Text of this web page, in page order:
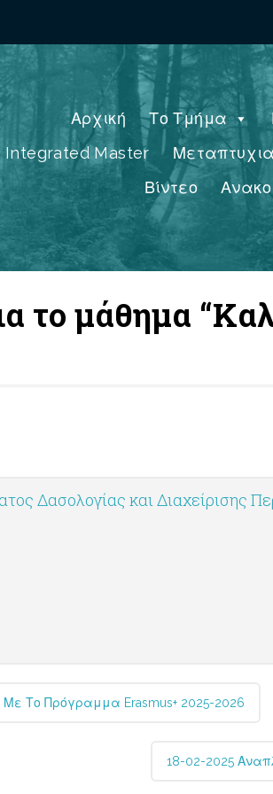
Αρχική Το Τμήμα
Integrated Master
Βίντεο
το μάθημα
Δασολογίας και Διαχείρισης
Με Το Πρόγραμμα Erasmus+ 2025-2026
18-02-2025